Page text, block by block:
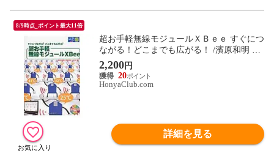
8/9時点_ポイント最大11倍
超お手軽無線モジュールＸＢｅｅ すぐにつ
ながる！どこまでも広がる！ /濱原和明 佐
藤尚一 藤田昇
2,200円
20
HonyaClub.com
詳細を見る